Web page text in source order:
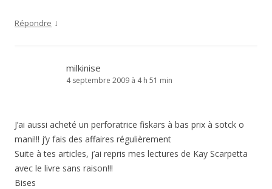
Répondre ↓
milkinise
4 septembre 2009 à 4 h 51 min
J’ai aussi acheté un perforatrice fiskars à bas prix à sotck o
mani!!! j’y fais des affaires régulièrement
Suite à tes articles, j’ai repris mes lectures de Kay Scarpetta
avec le livre sans raison!!!
Bises